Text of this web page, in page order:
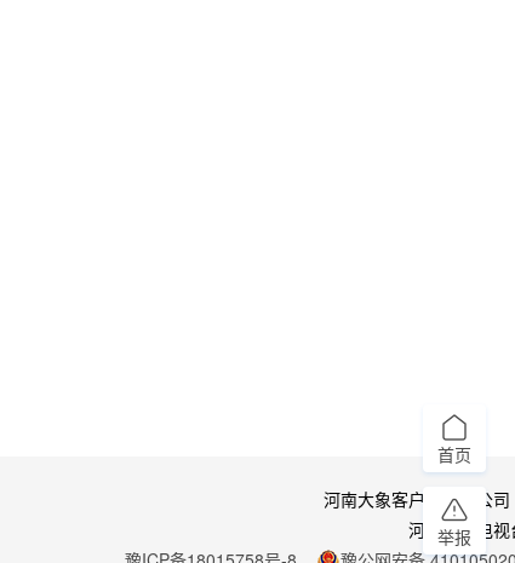
河南大象客户端有限公
河南广播电
首页
举报